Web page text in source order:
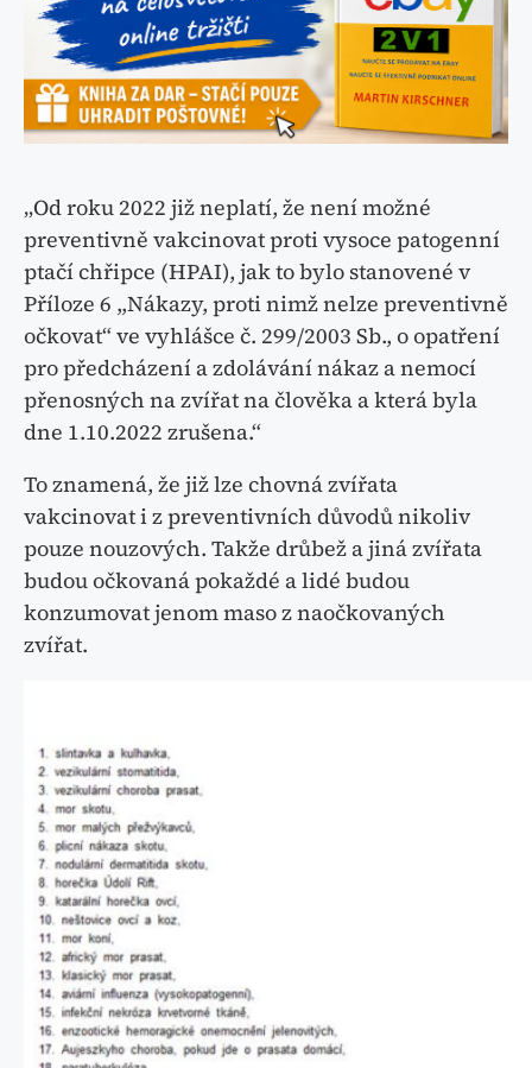
„Od roku 2022 již neplatí, že není možné
preventivně vakcinovat proti vysoce patogenní
ptačí chřipce (HPAI), jak to bylo stanovené v
Příloze 6 ,,Nákazy, proti nimž nelze preventivně
očkovat“ ve vyhlášce č. 299/2003 Sb., o opatření
pro předcházení a zdolávání nákaz a nemocí
přenosných na zvířat na člověka a která byla
dne 1.10.2022 zrušena.“
To znamená, že již lze chovná zvířata
vakcinovat i z preventivních důvodů nikoliv
pouze nouzových. Takže drůbež a jiná zvířata
budou očkovaná pokaždé a lidé budou
konzumovat jenom maso z naočkovaných
zvířat.